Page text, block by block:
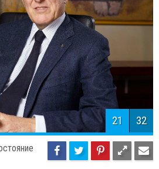
21 32